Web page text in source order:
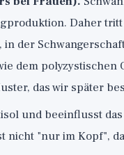
Daher
der
dem polyzystischen
das wir später
und beeinflusst
nicht "nur im Kopf",